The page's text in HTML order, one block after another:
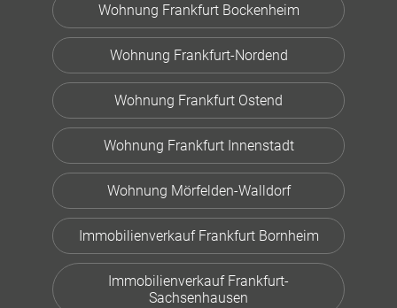
Wohnung Frankfurt Bockenheim
Wohnung Frankfurt-Nordend
Wohnung Frankfurt Ostend
Wohnung Frankfurt Innenstadt
Wohnung Mörfelden-Walldorf
Immobilienverkauf Frankfurt Bornheim
Immobilienverkauf Frankfurt-
Sachsenhausen